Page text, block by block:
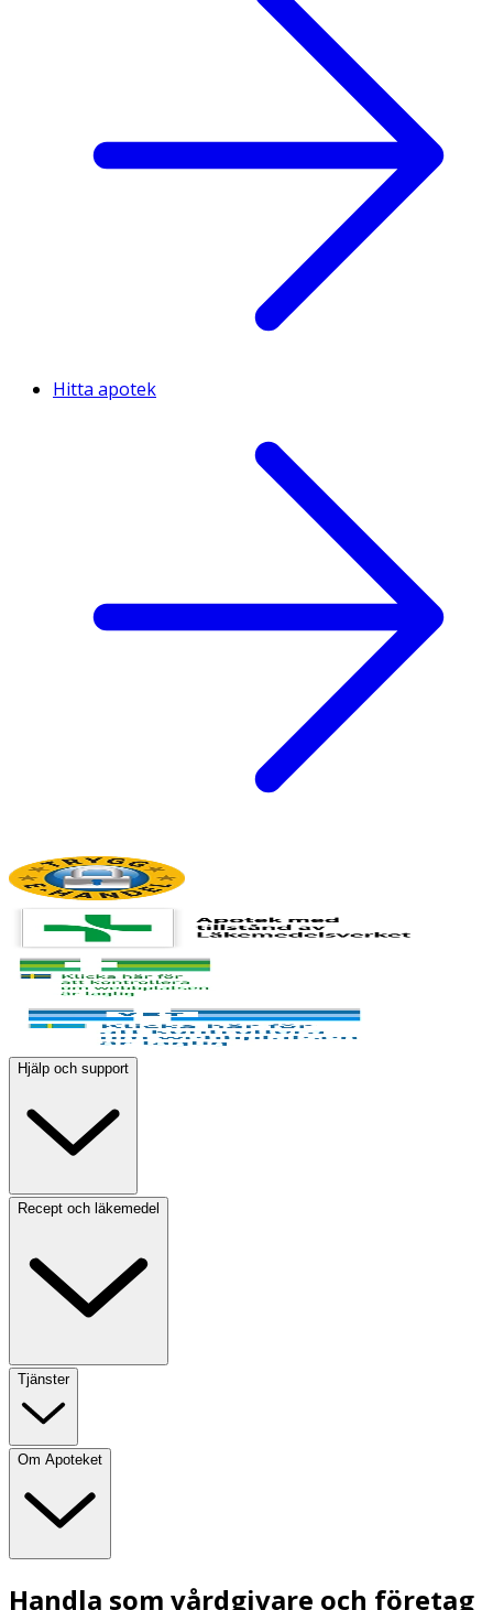
Hitta apotek
Hjälp och support
Recept och läkemedel
Tjänster
Om Apoteket
Handla som vårdgivare och företag